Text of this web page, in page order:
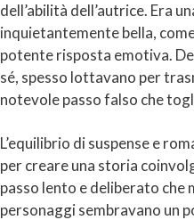
dell’abilità dell’autrice. Era
inquietantemente bella,
potente risposta emotiva.
sé, spesso lottavano per
notevole passo falso che
L’equilibrio di suspense e
per creare una storia
passo lento e deliberato che
personaggi sembravano un